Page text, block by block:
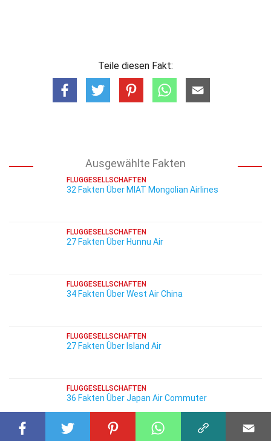
Teile diesen Fakt:
Ausgewählte Fakten
FLUGGESELLSCHAFTEN
32 Fakten Über MIAT Mongolian Airlines
FLUGGESELLSCHAFTEN
27 Fakten Über Hunnu Air
FLUGGESELLSCHAFTEN
34 Fakten Über West Air China
FLUGGESELLSCHAFTEN
27 Fakten Über Island Air
FLUGGESELLSCHAFTEN
36 Fakten Über Japan Air Commuter